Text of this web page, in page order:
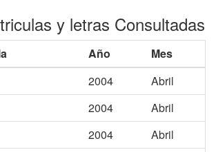
y letras Consultadas
Año
Mes
2004
Abril
2004
Abril
2004
Abril